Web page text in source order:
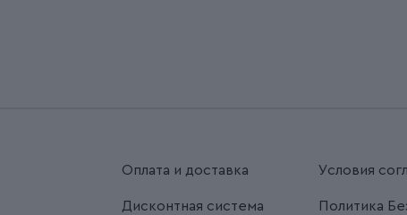
Оплата и доставка
Дисконтная система
Условия
Политика